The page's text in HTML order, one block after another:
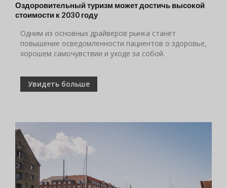
Оздоровительный туризм может достичь высокой
стоимости к 2030 году
Одним из основных драйверов рынка станет
повышение осведомленности пациентов о здоровье,
хорошем самочувствии и уходе за собой.
Увидеть больше